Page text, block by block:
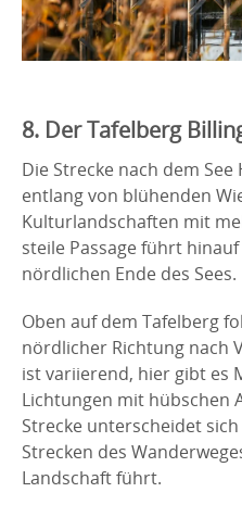
8. Der Tafelberg
Die Strecke nach dem
entlang von blühenden
Kulturlandschaften mit
steile Passage führt
nördlichen Ende des Sees.
Oben auf dem Tafelberg
nördlicher Richtung nach
ist variierend, hier gibt es
Lichtungen mit hübschen
Strecke unterscheidet
Strecken des
Landschaft führt.